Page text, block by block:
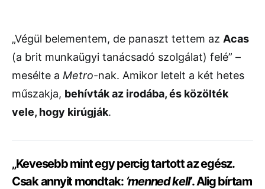
„Végül belementem, de panaszt tettem az Acas
(a brit munkaügyi tanácsadó szolgálat) felé” –
mesélte a Metro-nak. Amikor letelt a két hetes
műszakja, behívták az irodába, és közölték
vele, hogy kirúgják.
„Kevesebb mint egy percig tartott az egész.
Csak annyit mondtak: ‘menned kell’. Alig bírtam